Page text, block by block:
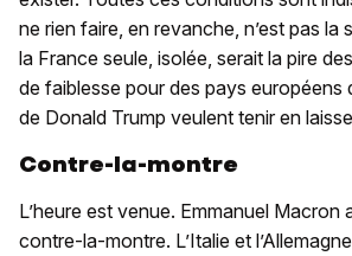
ne rien faire, en revanche, n’est pas la
la France seule, isolée, serait la pire
de faiblesse pour des pays européens
de Donald Trump veulent tenir en
Contre-la-montre
L’heure est venue. Emmanuel Macron
contre-la-montre. L’Italie et